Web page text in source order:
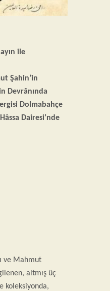
ile
Şahin’in
Devrânında
Dolmabahçe
Dairesi’nde
ve Mahmut
altmış üç
koleksiyonda,